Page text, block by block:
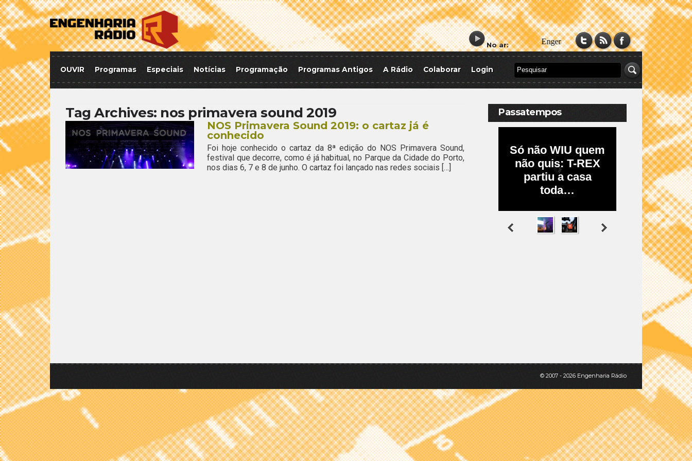
No ar:
OUVIR Programas Especiais Notícias Programação Programas Antigos A Rádio Colaborar Login
Tag Archives: nos primavera sound 2019
NOS Primavera Sound 2019: o cartaz já é
conhecido
Foi hoje conhecido o cartaz da 8ª edição do NOS Primavera Sound,
festival que decorre, como é já habitual, no Parque da Cidade do Porto,
nos dias 6, 7 e 8 de junho. O cartaz foi lançado nas redes sociais […]
Passatempos
© 2007 - 2026 Engenharia Rádio